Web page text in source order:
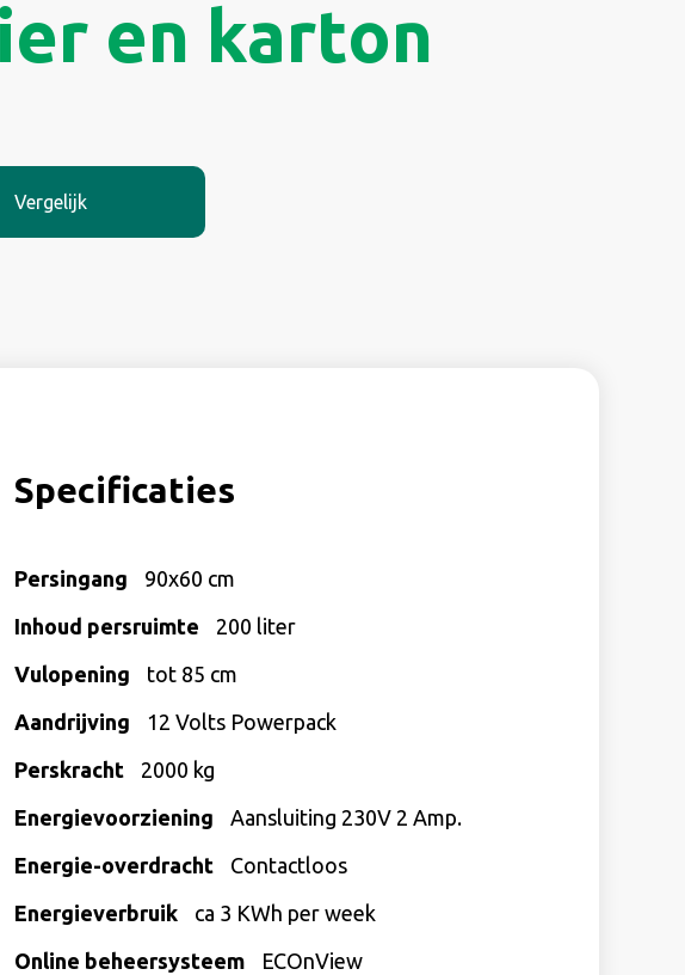
en karton
Vergelijk
Specificaties
Persingang
90x60 cm
Inhoud persruimte
200 liter
Vulopening
tot 85 cm
Aandrijving
12 Volts Powerpack
Perskracht
2000 kg
Energievoorziening
Aansluiting 230V 2 Amp.
Energie-overdracht
Contactloos
Energieverbruik
ca 3 KWh per week
Online beheersysteem
ECOnView